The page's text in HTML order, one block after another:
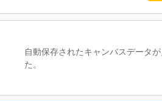
自動保存されたキャンバスデータ
た。